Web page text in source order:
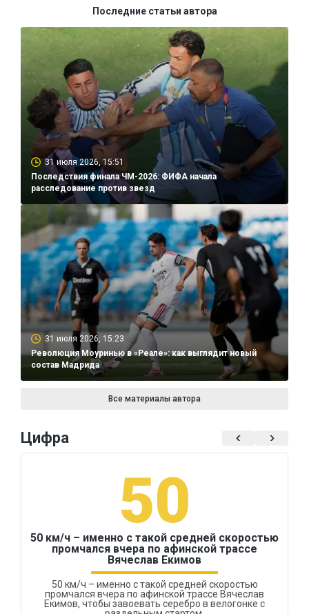
Последние статьи автора
31 июля 2026, 15:51
Последствия финала ЧМ-2026: ФИФА начала
расследование против звезд
31 июля 2026, 15:23
Революция Моуринью в «Реале»: как выглядит новый
состав Мадрида
Все материалы автора
Цифра
50
50 км/ч – именно с такой средней скоростью
промчался вчера по афинской трассе
Вячеслав Екимов
50 км/ч – именно с такой средней скоростью
промчался вчера по афинской трассе Вячеслав
Екимов, чтобы завоевать серебро в велогонке с